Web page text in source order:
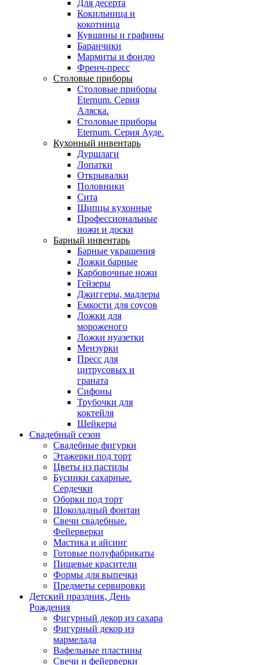
Для десерта
Кокильница и
кокотница
Кувшины и графины
Баранчики
Мармиты и фондю
Френч-пресс
Столовые приборы
Столовые приборы
Eternum. Серия
Аляска.
Столовые приборы
Eternum. Серия Ауде.
Кухонный инвентарь
Дуршлаги
Лопатки
Открывалки
Половники
Сита
Щипцы кухонные
Профессиональные
ножи и доски
Барный инвентарь
Барные украшения
Ложки барные
Карбовочные ножи
Гейзеры
Джиггеры, мадлеры
Емкости для соусов
Ложки для
мороженого
Ложки нуазетки
Мензурки
Пресс для
цитрусовых и
граната
Сифоны
Трубочки для
коктейля
Шейкеры
Свадебный сезон
Свадебные фигурки
Этажерки под торт
Цветы из пастилы
Бусинки сахарные.
Сердечки
Оборки под торт
Шоколадный фонтан
Свечи свадебные.
Фейерверки
Мастика и айсинг
Готовые полуфабрикаты
Пищевые красители
Формы для выпечки
Предметы сервировки
Детский праздник, День
Рождения
Фигурный декор из сахара
Фигурный декор из
мармелада
Вафельные пластины
Свечи и фейерверки